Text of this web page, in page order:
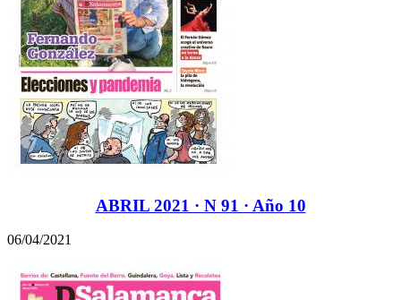
ABRIL 2021 · N 91 · Año 10
06/04/2021